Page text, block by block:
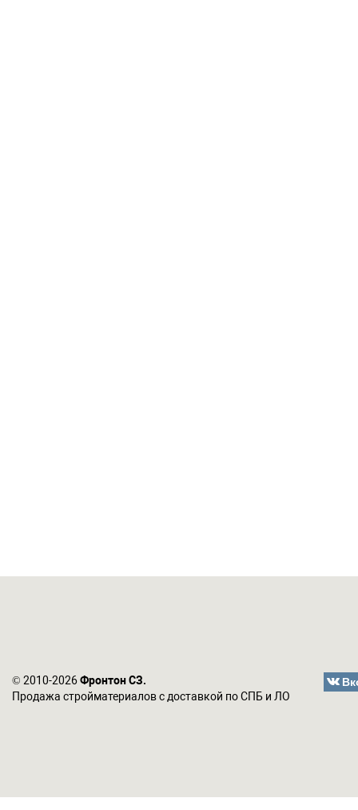
© 2010-2026Фронтон СЗ.
Продажа стройматериалов с доставкой по СПБ и ЛО